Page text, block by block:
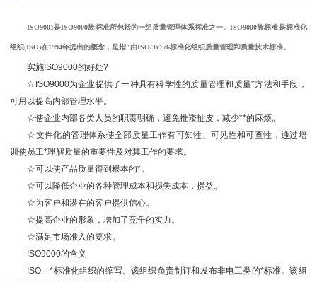
ISO9001是ISO9000族标准所包括的一组质量管理体系标准之一。ISO9000族标准是标准化
组织(ISO)在1994年提出的概念，是指"由ISO/Tc176标准化组织质量管理和质量技术标准。
实施ISO9000的好处?
☆ISO9000为企业提供了一种具有科学性的质量管理和质量*方法和手段，
可用以提高内部管理水平。
☆使企业内部各类人员的职责明确，避免推诿扯皮，减少**的麻烦。
☆文件化的管理体系使全部质量工作有可知性、可见性和可查性，通过培
训使员工*理解质量的重要性及对其工作的要求。
☆可以使产品质量得到根本的*。
☆可以降低企业的各种管理成本和损失成本，提益。
☆为客户和潜在的客户提供信心。
☆提高企业的形象，增加了竞争的实力。
☆满足市场准入的要求。
ISO9000的含义
ISO---*标准化组织的缩写。该组织负责制订和发布非电工类的*标准。该组